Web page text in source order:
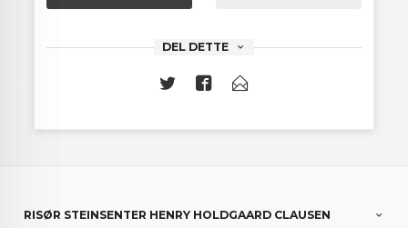
DEL DETTE
RISØR STEINSENTER HENRY HOLDGAARD CLAUSEN